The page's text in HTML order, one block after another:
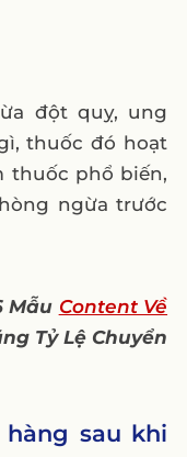
đột quỵ, ung
thuốc đó hoạt
thuốc phổ biến,
ngừa trước
Mẫu Content Về
Tỷ Lệ Chuyển
hàng sau khi